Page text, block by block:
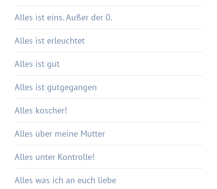
Alles ist eins. Außer der 0.
Alles ist erleuchtet
Alles ist gut
Alles ist gutgegangen
Alles koscher!
Alles über meine Mutter
Alles unter Kontrolle!
Alles was ich an euch liebe